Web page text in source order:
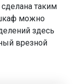
таким
можно
здесь
врезной